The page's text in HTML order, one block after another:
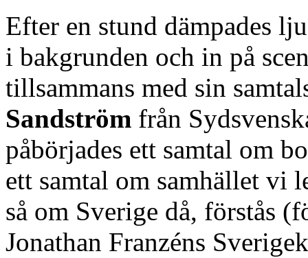
Efter en stund dämpades
i bakgrunden och in på
tillsammans med sin
Sandström från
påbörjades ett samtal om
ett samtal om samhället vi
så om Sverige då, förstås
Jonathan Franzéns